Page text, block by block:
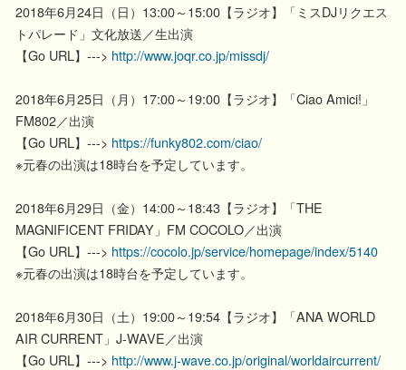
2018年6月24日（日）13:00～15:00【ラジオ】「ミスDJリクエス
トパレード」文化放送／生出演
【Go URL】---> http://www.joqr.co.jp/missdj/
2018年6月25日（月）17:00～19:00【ラジオ】「Ciao Amici!」
FM802／出演
【Go URL】---> https://funky802.com/ciao/
※元春の出演は18時台を予定しています。
2018年6月29日（金）14:00～18:43【ラジオ】「THE
MAGNIFICENT FRIDAY」FM COCOLO／出演
【Go URL】---> https://cocolo.jp/service/homepage/index/5140
※元春の出演は18時台を予定しています。
2018年6月30日（土）19:00～19:54【ラジオ】「ANA WORLD
AIR CURRENT」J-WAVE／出演
【Go URL】---> http://www.j-wave.co.jp/original/worldaircurrent/